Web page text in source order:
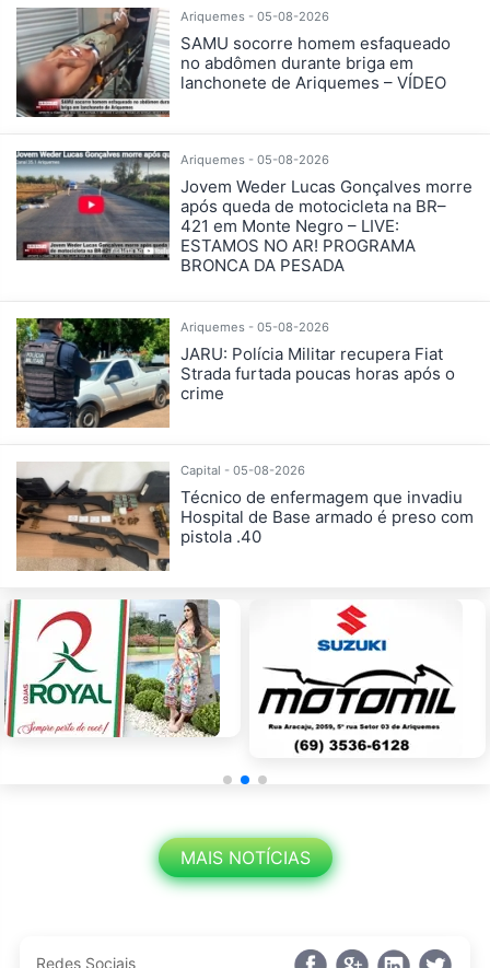
Ariquemes - 05-08-2026
SAMU socorre homem esfaqueado
no abdômen durante briga em
lanchonete de Ariquemes – VÍDEO
Ariquemes - 05-08-2026
Jovem Weder Lucas Gonçalves morre
após queda de motocicleta na BR–
421 em Monte Negro – LIVE:
ESTAMOS NO AR! PROGRAMA
BRONCA DA PESADA
Ariquemes - 05-08-2026
JARU: Polícia Militar recupera Fiat
Strada furtada poucas horas após o
crime
Capital - 05-08-2026
Técnico de enfermagem que invadiu
Hospital de Base armado é preso com
pistola .40
MAIS NOTÍCIAS
Redes Sociais